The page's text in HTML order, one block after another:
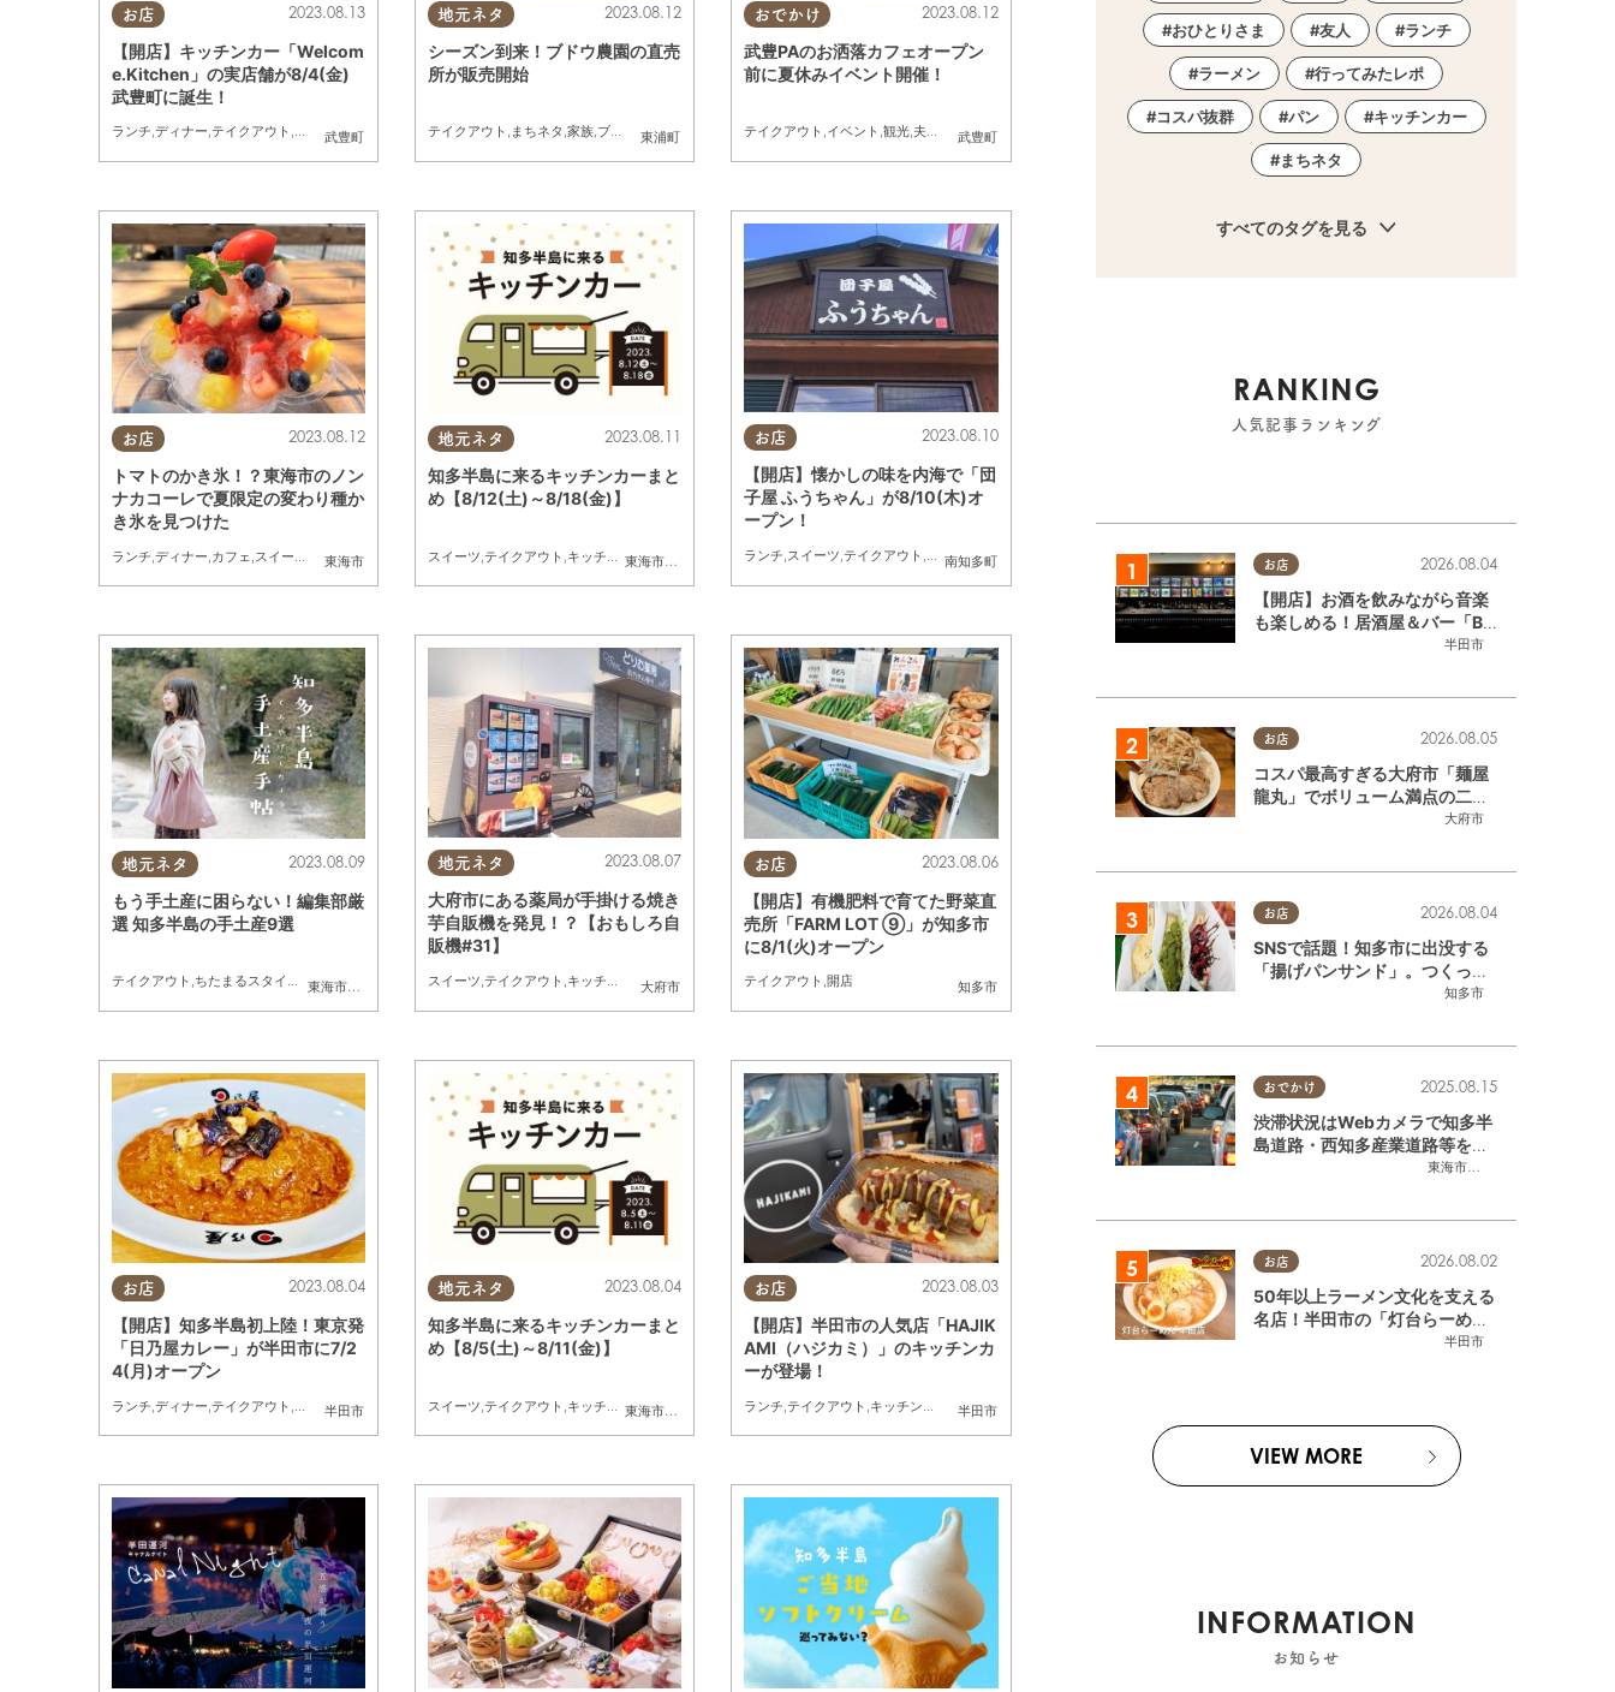
お店
武豊町
2023.08.13
【開店】キッチンカー「Welcom
e.Kitchen」の実店舗が8/4(金)
武豊町に誕生！
ランチ,ディナー,テイクアウト ,キッチンカー
地元ネタ
東浦町
2023.08.12
シーズン到来！ブドウ農園の直売
所が販売開始
テイクアウト , まちネタ ,家族,ブドウ ,フルーツ
おでかけ
武豊町
2023.08.12
武豊PAのお洒落カフェオープン
前に夏休みイベント開催！
テイクアウト ,イベント ,観光,夫婦 家族,友人
お店
東海市
2023.08.12
トマトのかき氷！？東海市のノン
ナカコーレで夏限定の変わり種か
き氷を見つけた
ランチ,ディナー,カフェ,スイーツ テイクアウト キッチンカー
地元ネタ
東海市
,大府市 知多市,阿久比町, 半田市, 南知多町, 常滑市,美浜町,東浦町
2023.08.11
知多半島に来るキッチンカーまと
め【8/12(土)～8/18(金)】
スイーツ,テイクアウト ,キッチンカー ,イベント まとめ記事
お店
南知多町
2023.08.10
【開店】懐かしの味を内海で「団
子屋 ふうちゃん」が8/10(木)オ
ープン！
ランチ,スイーツ,テイクアウト ,開店
地元ネタ
東海市
,東浦町 半田市,常滑市, 美浜町 南知多町
2023.08.09
もう手土産に困らない！編集部厳
選 知多半島の手土産9選
テイクアウト ,ちたまるスタイル掲載店 ,まとめ記事 家族,和菓子,手土産
地元ネタ
大府市
2023.08.07
大府市にある薬局が手掛ける焼き
芋自販機を発見！？【おもしろ自
販機#31】
スイーツ ,テイクアウト キッチンカー , まちネタ おもしろ自販機
お店
知多市
2023.08.06
【開店】有機肥料で育てた野菜直
売所「FARM LOT ⑨」が知多市
に8/1(火)オープン
テイクアウト ,開店
お店
半田市
2023.08.04
【開店】知多半島初上陸！東京発
「日乃屋カレー」が半田市に7/2
4(月)オープン
ランチ,ディナー,テイクアウト ,開店 カレー
地元ネタ
東海市
,大府市 知多市,半田市,武豊町 南知多町,常滑市
2023.08.04
知多半島に来るキッチンカーまと
め【8/5(土)～8/11(金)】
スイーツ,テイクアウト ,キッチンカー ,イベント まとめ記事
お店
半田市
2023.08.03
【開店】半田市の人気店「HAJIK
AMI（ハジカミ）」のキッチンカ
ーが登場！
ランチ,テイクアウト ,キッチンカー 開店,カレー
おひとりさま 友人 ランチ
ラーメン 行ってみたレポ
コスパ抜群 パン キッチンカー
まちネタ
すべてのタグを見る
RANKING
人気記事ランキング
お店
半田市
2026.08.04
【開店】お酒を飲みながら音楽
も楽しめる！居酒屋＆バー「BL
OOMY（ブルーミー）」が7/3
お店
大府市
2026.08.05
コスパ最高すぎる大府市「麺屋
龍丸」でボリューム満点の二郎
系ラーメンを堪能してきた
お店
知多市
2026.08.04
SNSで話題！知多市に出没する
「揚げパンサンド」。つくって
いるのはお祭りお兄さん!?【ち
おでかけ
東海市
,大府市
2025.08.15
渋滞状況はWebカメラで知多半
島道路・西知多産業道路等をチ
お店
半田市
2026.08.02
50年以上ラーメン文化を支える
名店！半田市の「灯台らーめん
半田店」へ【熱血ラーメン伝 8
VIEW MORE
INFORMATION
お知らせ